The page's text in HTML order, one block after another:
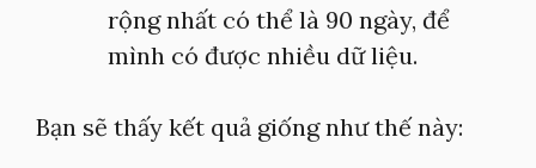
rộng nhất có thể là 90 ngày, để
mình có được nhiều dữ liệu.
Bạn sẽ thấy kết quả giống như thế này: